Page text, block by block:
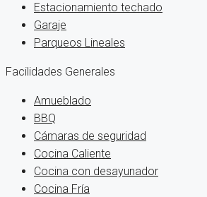
Estacionamiento techado
Garaje
Parqueos Lineales
Facilidades Generales
Amueblado
BBQ
Cámaras de seguridad
Cocina Caliente
Cocina con desayunador
Cocina Fría